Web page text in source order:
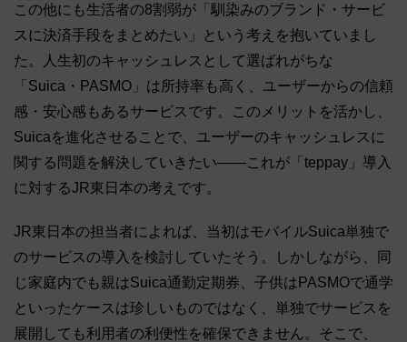
この他にも生活者の8割弱が「馴染みのブランド・サービ
スに決済手段をまとめたい」という考えを抱いていまし
た。人生初のキャッシュレスとして選ばれがちな
「Suica・PASMO」は所持率も高く、ユーザーからの信頼
感・安心感もあるサービスです。このメリットを活かし、
Suicaを進化させることで、ユーザーのキャッシュレスに
関する問題を解決していきたい――これが「teppay」導入
に対するJR東日本の考えです。
JR東日本の担当者によれば、当初はモバイルSuica単独で
のサービスの導入を検討していたそう。しかしながら、同
じ家庭内でも親はSuica通勤定期券、子供はPASMOで通学
といったケースは珍しいものではなく、単独でサービスを
展開しても利用者の利便性を確保できません。そこで、